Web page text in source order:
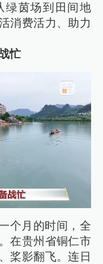
绿茵场到田间地
消费活力、助力
忙
个月的时间，全
在贵州省铜仁市
桨影翻飞。连日